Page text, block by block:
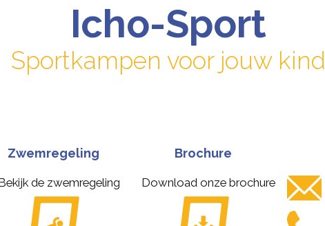
Icho-Sport
Sportkampen voor jouw kind
Zwemregeling
de zwemregeling
Brochure
Download onze brochure